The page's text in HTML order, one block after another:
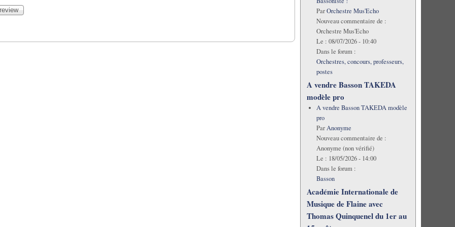
ParOrchestre Mus'Echo
Nouveau commentaire de :
Orchestre Mus'Echo
Le : 08/07/2026 - 10:40
Dans le forum :
Orchestres, concours, professeurs,
postes
A vendre Basson TAKEDA
modèle pro
A vendre Basson TAKEDA modèle
pro
ParAnonyme
Nouveau commentaire de :
Anonyme (non vérifié)
Le : 18/05/2026 - 14:00
Dans le forum :
Basson
Académie Internationale de
Musique de Flaine avec
Thomas Quinquenel du 1er au